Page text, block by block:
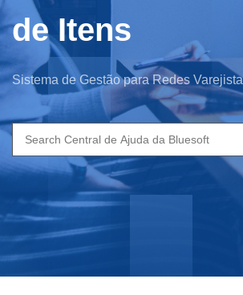
de Itens
Sistema de Gestão para Redes
Search
for: